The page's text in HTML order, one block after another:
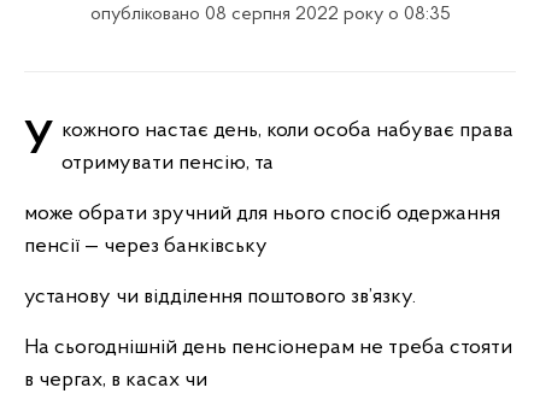
опубліковано 08 серпня 2022 року о 08:35
У кожного настає день, коли особа набуває права отримувати пенсію, та
може обрати зручний для нього спосіб одержання
пенсії — через банківську
установу чи відділення поштового зв’язку.
На сьогоднішній день пенсіонерам не треба стояти
в чергах, в касах чи